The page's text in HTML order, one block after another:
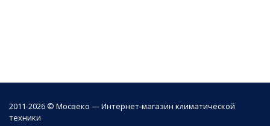
2011-2026 © Мосвеко — Интернет-магазин климатической
техники